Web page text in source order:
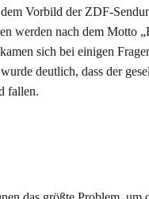
Vorbild der ZDF-
werden nach dem Motto
sich bei einigen
deutlich, dass der
fallen.